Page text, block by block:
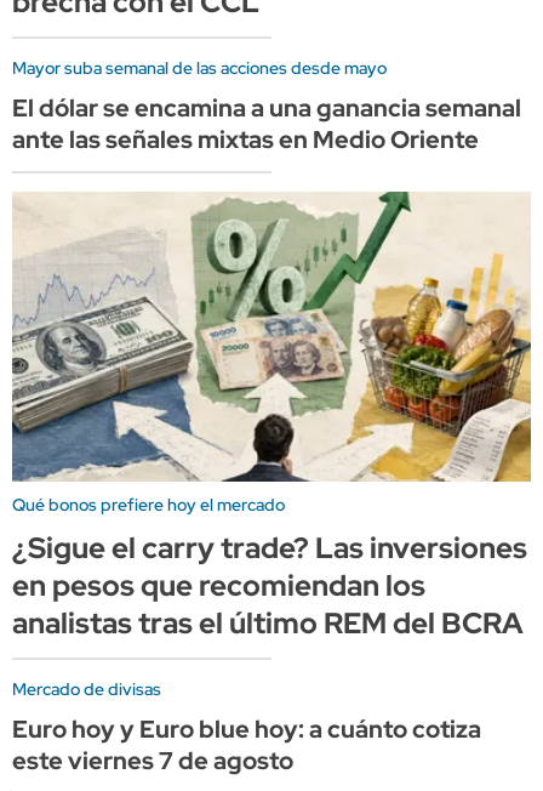
Mayor suba semanal de las acciones desde mayo
El dólar se encamina a una ganancia semanal
ante las señales mixtas en Medio Oriente
Qué bonos prefiere hoy el mercado
¿Sigue el carry trade? Las inversiones
en pesos que recomiendan los
analistas tras el último REM del BCRA
Mercado de divisas
Euro hoy y Euro blue hoy: a cuánto cotiza
este viernes 7 de agosto